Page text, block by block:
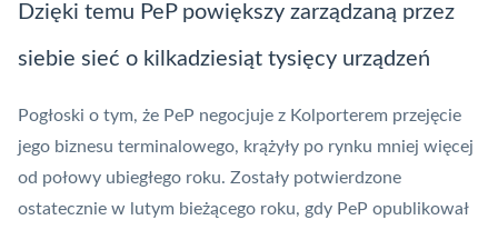
Dzięki temu PeP powiększy zarządzaną przez
siebie sieć o kilkadziesiąt tysięcy urządzeń
Pogłoski o tym, że PeP negocjuje z Kolporterem przejęcie
jego biznesu terminalowego, krążyły po rynku mniej więcej
od połowy ubiegłego roku. Zostały potwierdzone
ostatecznie w lutym bieżącego roku, gdy PeP opublikował